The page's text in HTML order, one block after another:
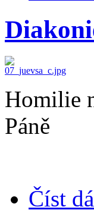
Homilie
Páně
Číst